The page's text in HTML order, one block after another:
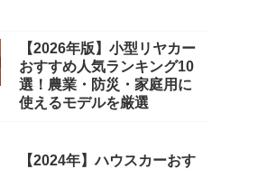
【2026年版】小型リヤカー
おすすめ人気ランキング10
選！農業・防災・家庭用に
使えるモデルを厳選
【2024年】ハウスカーおす